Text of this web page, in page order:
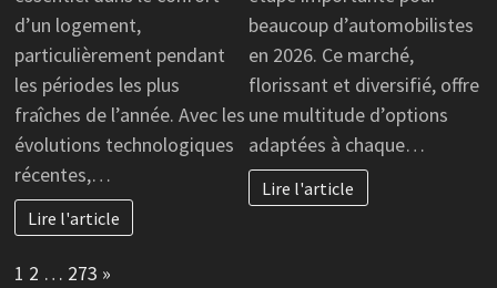
d’un logement,
particulièrement pendant
les périodes les plus
fraîches de l’année. Avec les
évolutions technologiques
récentes,…
Lire l'article
beaucoup d’automobilistes
en 2026. Ce marché,
florissant et diversifié, offre
une multitude d’options
adaptées à chaque…
Lire l'article
Page:
1 2 … 273 Next
»